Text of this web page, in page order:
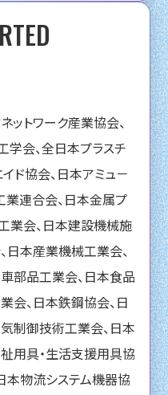
ットワーク産業協会、
学会、全日本プラスチ
ド協会、日本アミュ－
業連合会、日本金属プ
業会、日本建設機械施
日本産業機械工業会、
部品工業会、日本食品
会、日本鉄鋼協会、日
制御技術工業会、日本
用具・生活支援用具協
本物流システム機器協